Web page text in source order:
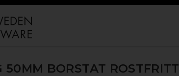
50MM BORSTAT ROSTFRITT